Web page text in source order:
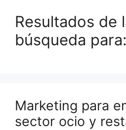
Resultados de
búsqueda para:
Marketing para
sector ocio y